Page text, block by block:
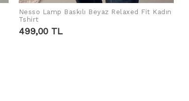
SEPETE EKLE
Nesso Lamp Baskılı Beyaz Relaxed Fit Kadın
Tshirt
499,00 TL